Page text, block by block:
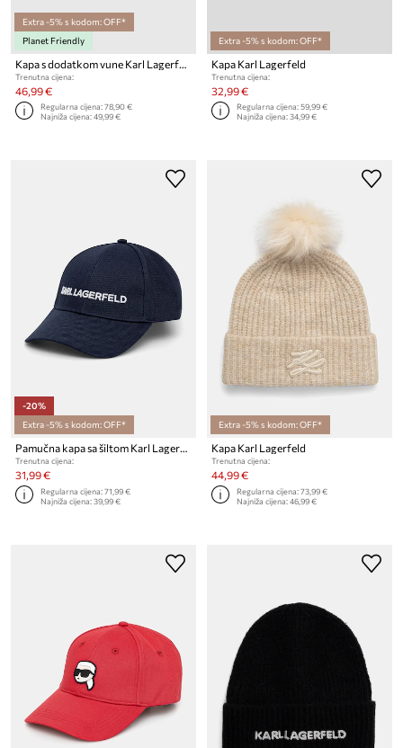
Extra -5% s kodom: OFF*
Planet Friendly
Trenutna cijena:
46,99 €
Regularna cijena:78,90 €
Najniža cijena:49,99 €
Extra -5% s kodom: OFF*
Kapa Karl Lagerfeld
Trenutna cijena:
32,99 €
Regularna cijena:59,99 €
Najniža cijena:34,99 €
-20%
Extra -5% s kodom: OFF*
Pamučna kapa sa šiltom Karl Lagerfeld K/AUTOGRAPH
Trenutna cijena:
31,99 €
Regularna cijena:71,99 €
Najniža cijena:39,99 €
Extra -5% s kodom: OFF*
Kapa Karl Lagerfeld
Trenutna cijena:
44,99 €
Regularna cijena:73,99 €
Najniža cijena:46,99 €